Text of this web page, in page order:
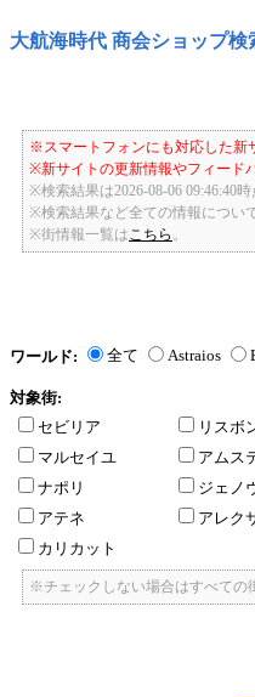
大航海時代 商会ショップ検
※スマートフォンにも対応した新
※新サイトの更新情報やフィード
※検索結果は2026-08-06 09:46:40
※検索結果など全ての情報につい
※街情報一覧は こちら
ワールド: 全て Astraios
対象街:
セビリア
リスボ
マルセイユ
アムス
ナポリ
ジェノ
アテネ
アレク
カリカット
※チェックしない場合はすべての